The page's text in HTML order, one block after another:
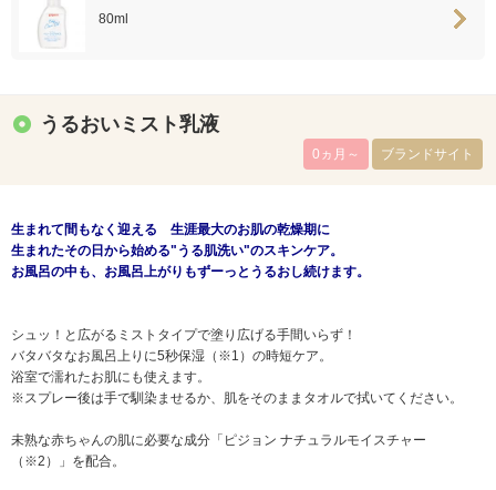
80ml
うるおいミスト乳液
0ヵ月～ ブランドサイト
生まれて間もなく迎える 生涯最大のお肌の乾燥期に
生まれたその日から始める"うる肌洗い"のスキンケア。
お風呂の中も、お風呂上がりもずーっとうるおし続けます。
シュッ！と広がるミストタイプで塗り広げる手間いらず！
バタバタなお風呂上りに5秒保湿（※1）の時短ケア。
浴室で濡れたお肌にも使えます。
※スプレー後は手で馴染ませるか、肌をそのままタオルで拭いてください。
未熟な赤ちゃんの肌に必要な成分「ピジョン ナチュラルモイスチャー
（※2）」を配合。